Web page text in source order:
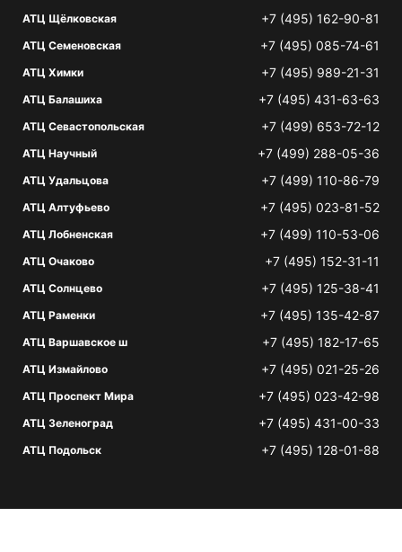
АТЦ Щёлковская +7 (495) 162-90-81
АТЦ Семеновская +7 (495) 085-74-61
АТЦ Химки +7 (495) 989-21-31
АТЦ Балашиха +7 (495) 431-63-63
АТЦ Севастопольская +7 (499) 653-72-12
АТЦ Научный +7 (499) 288-05-36
АТЦ Удальцова +7 (499) 110-86-79
АТЦ Алтуфьево +7 (495) 023-81-52
АТЦ Лобненская +7 (499) 110-53-06
АТЦ Очаково +7 (495) 152-31-11
АТЦ Солнцево +7 (495) 125-38-41
АТЦ Раменки +7 (495) 135-42-87
АТЦ Варшавское ш +7 (495) 182-17-65
АТЦ Измайлово +7 (495) 021-25-26
АТЦ Проспект Мира +7 (495) 023-42-98
АТЦ Зеленоград +7 (495) 431-00-33
АТЦ Подольск +7 (495) 128-01-88